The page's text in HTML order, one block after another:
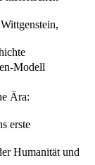
Modell
Ära:
erste
Humanität und